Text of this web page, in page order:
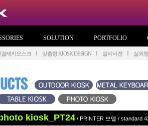
SOLUTION PORTFOLIO
결제키오스크 맞춤형 KIOSK DESIGN 멀티비젼 실외
kiosk_PT24 / PRINTER 모델 / standard